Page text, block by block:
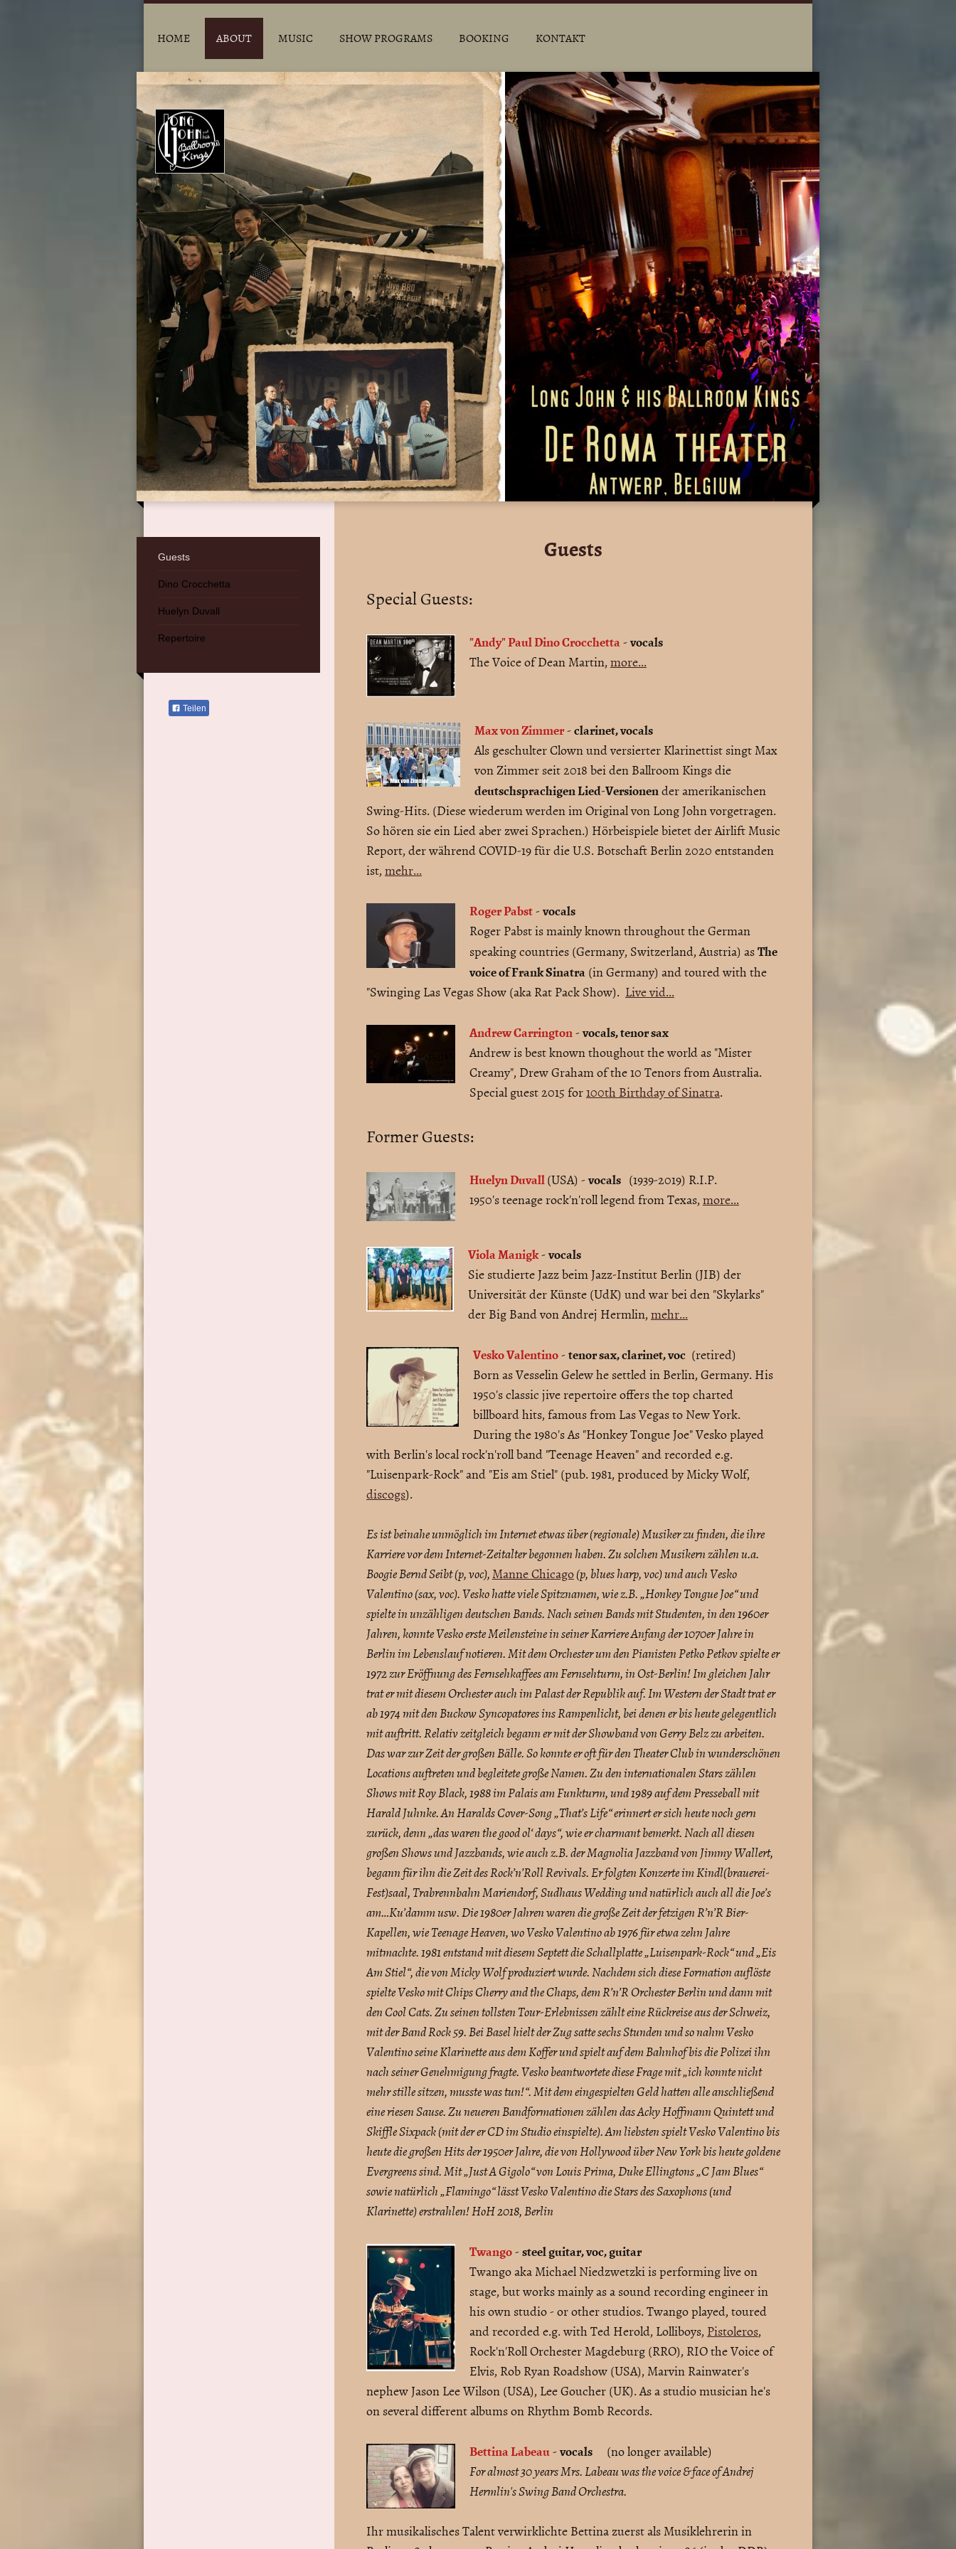
HOME ABOUT MUSIC SHOW PROGRAMS BOOKING KONTAKT
Guests
Special Guests:
"Andy" Paul Dino Crocchetta-vocals
The Voice of Dean Martin,more...
Max von Zimmer-clarinet, vocals
Als geschulter Clown und versierter Klarinettist singt Max
von Zimmer seit 2018 bei den Ballroom Kings die
deutschsprachigen Lied-Versionender amerikanischen
Swing-Hits. (Diese wiederum werden im Original von Long John vorgetragen.
So hören sie ein Lied aber zwei Sprachen.) Hörbeispiele bietet der Airlift Music
Report, der während COVID-19 für die U.S. Botschaft Berlin 2020 entstanden
ist,mehr...
Roger Pabst-vocals
Roger Pabst is mainly known throughout the German
speaking countries (Germany, Switzerland, Austria) asThe
voice of Frank Sinatra(in Germany) and toured with the
"Swinging Las Vegas Show (aka Rat Pack Show). Live vid...
Andrew Carrington-vocals, tenor sax
Andrew is best known thoughout the world as "Mister
Creamy", Drew Graham of the 10 Tenors from Australia.
Special guest 2015 for100th Birthday of Sinatra.
Former Guests:
Huelyn Duvall(USA) -vocals (1939-2019) R.I.P.
1950's teenage rock'n'roll legend from Texas,more...
Viola Manigk-vocals
Sie studierte Jazz beim Jazz-Institut Berlin (JIB) der
Universität der Künste (UdK) und war bei den "Skylarks"
der Big Band von Andrej Hermlin,mehr...
Vesko Valentino-tenor sax, clarinet, voc (retired)
Born as Vesselin Gelew he settled in Berlin, Germany. His
1950's classic jive repertoire offers the top charted
billboard hits, famous from Las Vegas to New York.
During the 1980's As "Honkey Tongue Joe" Vesko played
with Berlin's local rock'n'roll band "Teenage Heaven" and recorded e.g.
"Luisenpark-Rock" and "Eis am Stiel" (pub. 1981, produced by Micky Wolf,
discogs).
Es ist beinahe unmöglich im Internet etwas über (regionale) Musiker zu finden, die ihre
Karriere vor dem Internet-Zeitalter begonnen haben. Zu solchen Musikern zählen u.a.
Boogie Bernd Seibt (p, voc),Manne Chicago(p, blues harp, voc) und auch Vesko
Valentino (sax, voc). Vesko hatte viele Spitznamen, wie z.B. „Honkey Tongue Joe“ und
spielte in unzähligen deutschen Bands. Nach seinen Bands mit Studenten, in den 1960er
Jahren, konnte Vesko erste Meilensteine in seiner Karriere Anfang der 1070er Jahre in
Berlin im Lebenslauf notieren. Mit dem Orchester um den Pianisten Petko Petkov spielte er
1972 zur Eröffnung des Fernsehkaffees am Fernsehturm, in Ost-Berlin! Im gleichen Jahr
trat er mit diesem Orchester auch im Palast der Republik auf. Im Western der Stadt trat er
ab 1974 mit den Buckow Syncopatores ins Rampenlicht, bei denen er bis heute gelegentlich
mit auftritt. Relativ zeitgleich begann er mit der Showband von Gerry Belz zu arbeiten.
Das war zur Zeit der großen Bälle. So konnte er oft für den Theater Club in wunderschönen
Locations auftreten und begleitete große Namen. Zu den internationalen Stars zählen
Shows mit Roy Black, 1988 im Palais am Funkturm, und 1989 auf dem Presseball mit
Harald Juhnke. An Haralds Cover-Song „That’s Life“ erinnert er sich heute noch gern
zurück, denn „das waren the good ol‘ days“, wie er charmant bemerkt. Nach all diesen
großen Shows und Jazzbands, wie auch z.B. der Magnolia Jazzband von Jimmy Wallert,
begann für ihn die Zeit des Rock’n’Roll Revivals. Er folgten Konzerte im Kindl(brauerei-
Fest)saal, Trabrennbahn Mariendorf, Sudhaus Wedding und natürlich auch all die Joe’s
am…Ku’damm usw. Die 1980er Jahren waren die große Zeit der fetzigen R’n’R Bier-
Kapellen, wie Teenage Heaven, wo Vesko Valentino ab 1976 für etwa zehn Jahre
mitmachte. 1981 entstand mit diesem Septett die Schallplatte „Luisenpark-Rock“ und „Eis
Am Stiel“, die von Micky Wolf produziert wurde. Nachdem sich diese Formation auflöste
spielte Vesko mit Chips Cherry and the Chaps, dem R’n’R Orchester Berlin und dann mit
den Cool Cats. Zu seinen tollsten Tour-Erlebnissen zählt eine Rückreise aus der Schweiz,
mit der Band Rock 59. Bei Basel hielt der Zug satte sechs Stunden und so nahm Vesko
Valentino seine Klarinette aus dem Koffer und spielt auf dem Bahnhof bis die Polizei ihn
nach seiner Genehmigung fragte. Vesko beantwortete diese Frage mit „ich konnte nicht
mehr stille sitzen, musste was tun!“. Mit dem eingespielten Geld hatten alle anschließend
eine riesen Sause. Zu neueren Bandformationen zählen das Acky Hoffmann Quintett und
Skiffle Sixpack (mit der er CD im Studio einspielte). Am liebsten spielt Vesko Valentino bis
heute die großen Hits der 1950er Jahre, die von Hollywood über New York bis heute goldene
Evergreens sind. Mit „Just A Gigolo“ von Louis Prima, Duke Ellingtons „C Jam Blues“
sowie natürlich „Flamingo“ lässt Vesko Valentino die Stars des Saxophons (und
Klarinette) erstrahlen! HoH 2018, Berlin
Twango-steel guitar, voc, guitar
Twango aka Michael Niedzwetzki is performing live on
stage, but works mainly as a sound recording engineer in
his own studio - or other studios. Twango played, toured
and recorded e.g. with Ted Herold, Lolliboys, Pistoleros,
Rock'n'Roll Orchester Magdeburg (RRO), RIO the Voice of
Elvis, Rob Ryan Roadshow (USA), Marvin Rainwater's
nephew Jason Lee Wilson (USA), Lee Goucher (UK). As a studio musician he's
on several different albums on Rhythm Bomb Records.
Bettina Labeau-vocals(no longer available)
For almost 30 years Mrs. Labeau was the voice & face of Andrej
Hermlin's Swing Band Orchestra.
Ihr musikalisches Talent verwirklichte Bettina zuerst als Musiklehrerin in
Guests
Dino Crocchetta
Huelyn Duvall
Repertoire
Teilen